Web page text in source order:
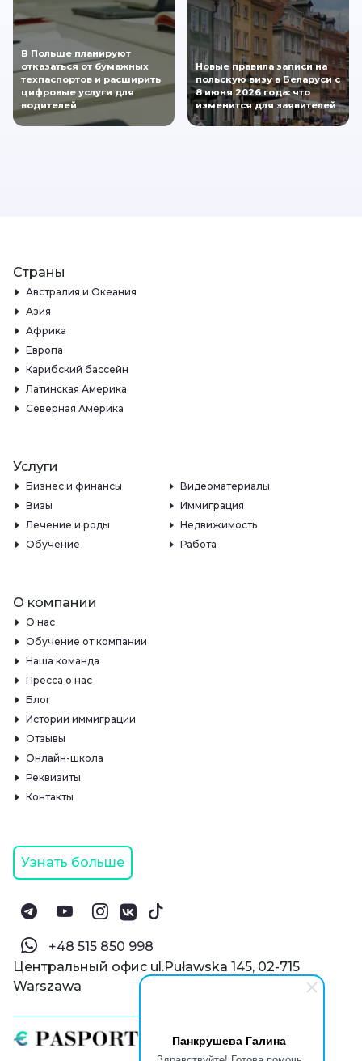
Панкрушева Галина
В Польше планируют
отказаться от бумажных
техпаспортов и расширить
цифровые услуги для
водителей
Новые правила записи на
польскую визу в Беларуси с
8 июня 2026 года: что
изменится для заявителей
Страны
Австралия и Океания
Азия
Африка
Европа
Карибский бассейн
Латинская Америка
Северная Америка
Услуги
Бизнес и финансы
Видеоматериалы
Визы
Иммиграция
Лечение и роды
Недвижимость
Обучение
Работа
О компании
О нас
Обучение от компании
Наша команда
Пресса о нас
Блог
Истории иммиграции
Отзывы
Онлайн-школа
Реквизиты
Контакты
Узнать больше
‪+48 515 850 998‬
Центральный офис ul.Puławska 145, 02-715
Warszawa